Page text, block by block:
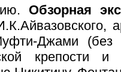
Обзорная
Джами (без
крепости